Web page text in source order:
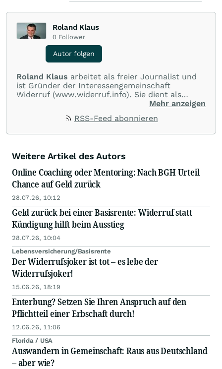
Roland Klaus
0 Follower
Autor folgen
Roland Klaus arbeitet als freier Journalist und
ist Gründer der Interessengemeinschaft
Widerruf (www.widerruf.info). Sie dient als
Anlaufstelle für alle, die sich zum Thema
wollen und bietet eine kostenlose Prüfung von
n-tv, N24 und den amerikanischen Finanzsender
Wirtschaftliche Selbstverteidigung.
Mehr anzeigen
RSS-Feed abonnieren
Weitere Artikel des Autors
Online Coaching oder Mentoring: Nach BGH Urteil
Chance auf Geld zurück
28.07.26, 10:12
Geld zurück bei einer Basisrente: Widerruf statt
Kündigung hilft beim Ausstieg
28.07.26, 10:04
Lebensversicherung/Basisrente
Der Widerrufsjoker ist tot – es lebe der
Widerrufsjoker!
15.06.26, 18:19
Enterbung? Setzen Sie Ihren Anspruch auf den
Pflichtteil einer Erbschaft durch!
12.06.26, 11:06
Florida / USA
Auswandern in Gemeinschaft: Raus aus Deutschland
– aber wie?